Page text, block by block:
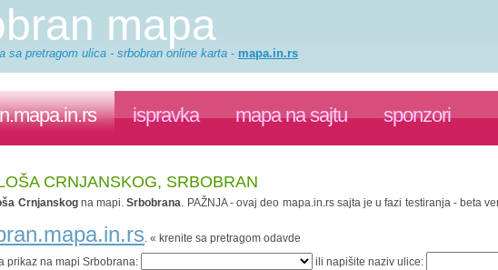
mapa
sa pretragom ulica - srbobran online karta - mapa.in.rs
ispravka mapa na sajtu sponzori
CRNJANSKOG, SRBOBRAN
Crnjanskogna mapi.Srbobrana. PAŽNJA - ovaj deo mapa.in.rs sajta je u fazi testiranja - beta
. « krenite sa pretragom odavde
prikaz na mapi Srbobrana:
ili napišite naziv ulice: